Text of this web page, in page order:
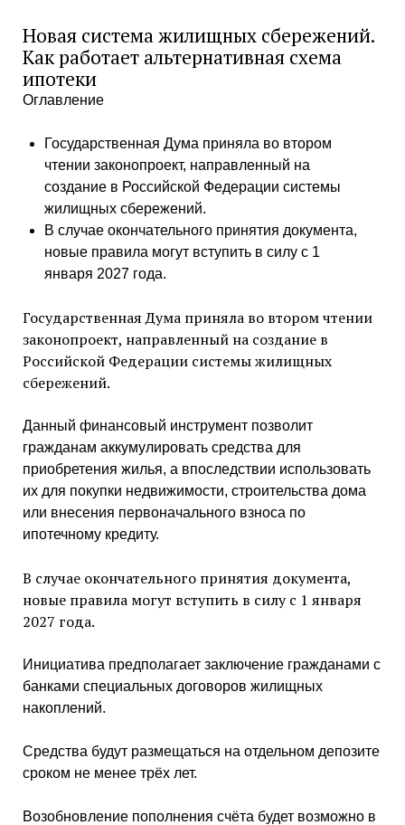
Новая система жилищных сбережений.
Как работает альтернативная схема
ипотеки
Оглавление
Государственная Дума приняла во втором
чтении законопроект, направленный на
создание в Российской Федерации системы
жилищных сбережений.
В случае окончательного принятия документа,
новые правила могут вступить в силу с 1
января 2027 года.
Государственная Дума приняла во втором чтении
законопроект, направленный на создание в
Российской Федерации системы жилищных
сбережений.
Данный финансовый инструмент позволит
гражданам аккумулировать средства для
приобретения жилья, а впоследствии использовать
их для покупки недвижимости, строительства дома
или внесения первоначального взноса по
ипотечному кредиту.
В случае окончательного принятия документа,
новые правила могут вступить в силу с 1 января
2027 года.
Инициатива предполагает заключение гражданами с
банками специальных договоров жилищных
накоплений.
Средства будут размещаться на отдельном депозите
сроком не менее трёх лет.
Возобновление пополнения счёта будет возможно в